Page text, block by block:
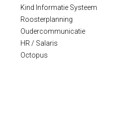
Kind Informatie Systeem
Roosterplanning
Oudercommunicatie
HR / Salaris
Octopus